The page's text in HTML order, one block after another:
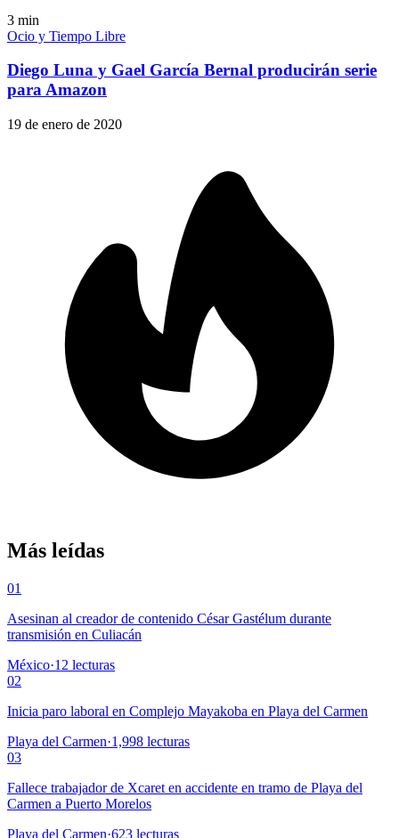
3 min
Ocio y Tiempo Libre
Diego Luna y Gael García Bernal producirán serie
para Amazon
19 de enero de 2020
Más leídas
01
Asesinan al creador de contenido César Gastélum durante
transmisión en Culiacán
México·12 lecturas
02
Inicia paro laboral en Complejo Mayakoba en Playa del Carmen
Playa del Carmen·1,998 lecturas
03
Fallece trabajador de Xcaret en accidente en tramo de Playa del
Carmen a Puerto Morelos
Playa del Carmen·623 lecturas